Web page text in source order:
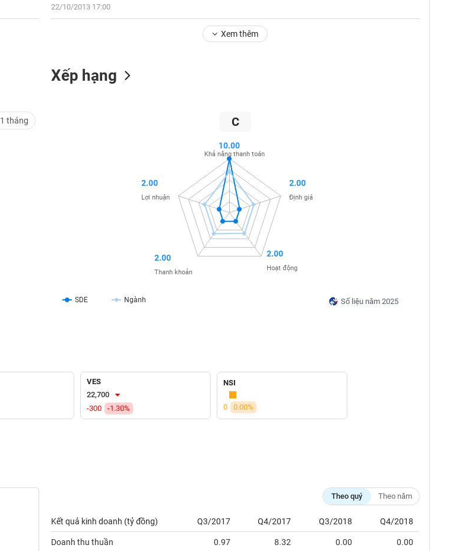
22/10/2013 17:00
Xem thêm
1 tháng
Xếp hạng
C
Số liệu năm 2025
SDE Ngành
10.00
Khả năng thanh toán
2.00
Định giá
2.00
Hoạt động
2.00
Thanh khoản
2.00
Lợi nhuận
VES
22,700
-300
-1.30%
NSI
0 0.00%
Theo quý Theo năm
Kết quả kinh doanh (tỷ đồng) Q3/2017 Q4/2017 Q3/2018 Q4/2018
Doanh thu thuần 0.97 8.32 0.00 0.00